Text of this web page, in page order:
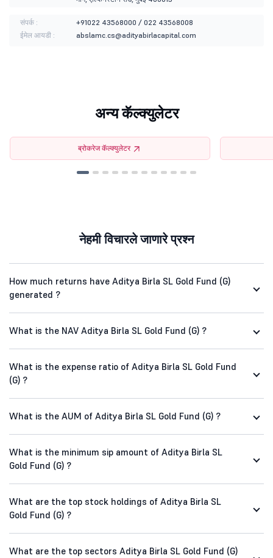
संपर्क :
+91022 43568000 / 022 43568008
ईमेल आयडी :
abslamc.cs@adityabirlacapital.com
अन्य कॅल्क्युलेटर
ब्रोकरेज कॅल्क्युलेटर
नेहमी विचारले जाणारे प्रश्न
How much returns have Aditya Birla SL Gold Fund (G)
generated ?
What is the NAV Aditya Birla SL Gold Fund (G) ?
What is the expense ratio of Aditya Birla SL Gold Fund
(G) ?
What is the AUM of Aditya Birla SL Gold Fund (G) ?
What is the minimum sip amount of Aditya Birla SL
Gold Fund (G) ?
What are the top stock holdings of Aditya Birla SL
Gold Fund (G) ?
What are the top sectors Aditya Birla SL Gold Fund (G)